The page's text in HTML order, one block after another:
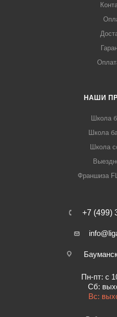
НАШИ
Школа
Школа
Школа
Франшиза
+7 (499)
Пн-пт: с
Сб:
Вс: